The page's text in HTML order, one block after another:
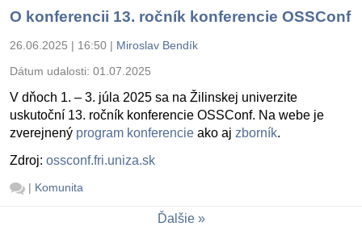
O konferencii 13. ročník konferencie OSSConf
26.06.2025 | 16:50 | Miroslav Bendík
Dátum udalosti: 01.07.2025
V dňoch 1. – 3. júla 2025 sa na Žilinskej univerzite
uskutoční 13. ročník konferencie OSSConf. Na webe je
zverejnený program konferencie ako aj zborník.
Zdroj: ossconf.fri.uniza.sk
| Komunita
Ďalšie